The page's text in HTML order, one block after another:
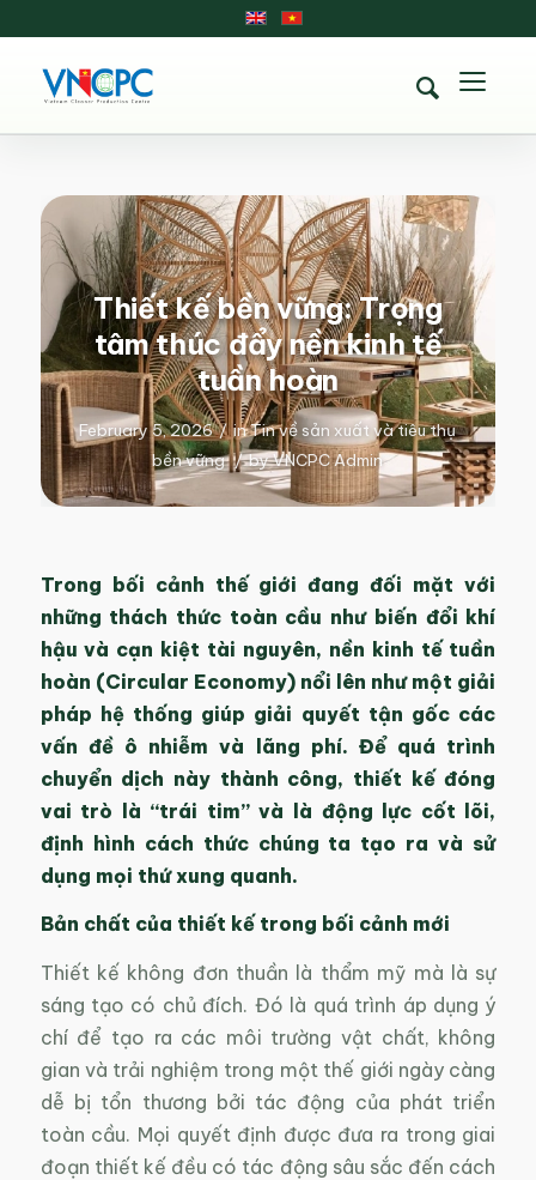
Thiết kế bền vững: Trọng
tâm thúc đẩy nền kinh tế
tuần hoàn
February 5, 2026 / inTin về sản xuất và tiêu thụ
bền vững / byVNCPC Admin
Trong bối cảnh thế giới đang đối mặt với
những thách thức toàn cầu như biến đổi khí
hậu và cạn kiệt tài nguyên, nền kinh tế tuần
hoàn (Circular Economy) nổi lên như một giải
pháp hệ thống giúp giải quyết tận gốc các
vấn đề ô nhiễm và lãng phí. Để quá trình
chuyển dịch này thành công, thiết kế đóng
vai trò là “trái tim” và là động lực cốt lõi,
định hình cách thức chúng ta tạo ra và sử
dụng mọi thứ xung quanh.
Bản chất của thiết kế trong bối cảnh mới
Thiết kế không đơn thuần là thẩm mỹ mà là sự
sáng tạo có chủ đích. Đó là quá trình áp dụng ý
chí để tạo ra các môi trường vật chất, không
gian và trải nghiệm trong một thế giới ngày càng
dễ bị tổn thương bởi tác động của phát triển
toàn cầu. Mọi quyết định được đưa ra trong giai
đoạn thiết kế đều có tác động sâu sắc đến cách